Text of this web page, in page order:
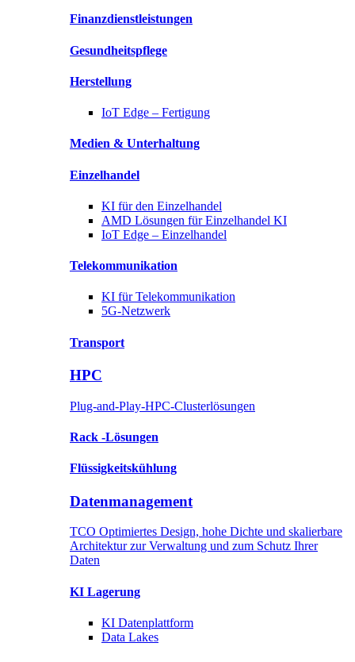
Finanzdienstleistungen
Gesundheitspflege
Herstellung
IoT Edge – Fertigung
Medien & Unterhaltung
Einzelhandel
KI fürden Einzelhandel
AMD Lösungen fürEinzelhandel KI
IoT Edge – Einzelhandel
Telekommunikation
KI fürTelekommunikation
5G-Netzwerk
Transport
HPC
Plug-and-Play-HPC-Clusterlösungen
Rack -Lösungen
Flüssigkeitskühlung
Datenmanagement
TCO Optimiertes Design, hohe Dichte und skalierbare
Architektur zur Verwaltung und zum Schutz Ihrer
Daten
KI Lagerung
KI Datenplattform
Data Lakes